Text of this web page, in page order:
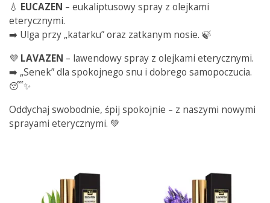
💧 EUCAZEN – eukaliptusowy spray z olejkami
eterycznymi.
➡️ Ulga przy „katarku” oraz zatkanym nosie. 🍃
💜 LAVAZEN – lawendowy spray z olejkami eterycznymi.
➡️ „Senek” dla spokojnego snu i dobrego samopoczucia.
😴✨
Oddychaj swobodnie, śpij spokojnie – z naszymi nowymi
sprayami eterycznymi. 💚